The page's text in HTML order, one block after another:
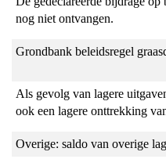
nog niet ontvangen.
Grondbank beleidsregel
Als gevolg van lagere
ook een lagere onttrekking
Overige: saldo van overige